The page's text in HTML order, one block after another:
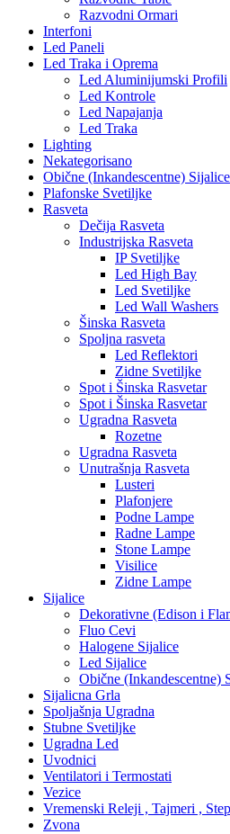
Razvodni Ormari
Interfoni
Led Paneli
Led Traka i Oprema
Led Aluminijumski Profili
Led Kontrole
Led Napajanja
Led Traka
Lighting
Nekategorisano
Obične (Inkandescentne) Sijalice
Plafonske Svetiljke
Rasveta
Dečija Rasveta
Industrijska Rasveta
IP Svetiljke
Led High Bay
Led Svetiljke
Led Wall Washers
Šinska Rasveta
Spoljna rasveta
Led Reflektori
Zidne Svetiljke
Spot i Šinska Rasvetar
Spot i Šinska Rasvetar
Ugradna Rasveta
Rozetne
Ugradna Rasveta
Unutrašnja Rasveta
Lusteri
Plafonjere
Podne Lampe
Radne Lampe
Stone Lampe
Visilice
Zidne Lampe
Sijalice
Dekorativne (Edison i
Fluo Cevi
Halogene Sijalice
Led Sijalice
Obične (Inkandescentne)
Sijalicna Grla
Spoljašnja Ugradna
Stubne Svetiljke
Ugradna Led
Uvodnici
Ventilatori i Termostati
Vezice
Vremenski Releji , Tajmeri ,
Zvona